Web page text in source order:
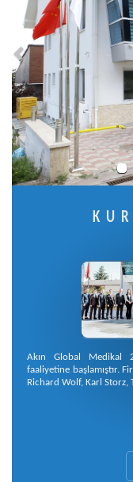
Akın Global Medikal
faaliyetine başlamıştır.
Richard Wolf, Karl Storz,